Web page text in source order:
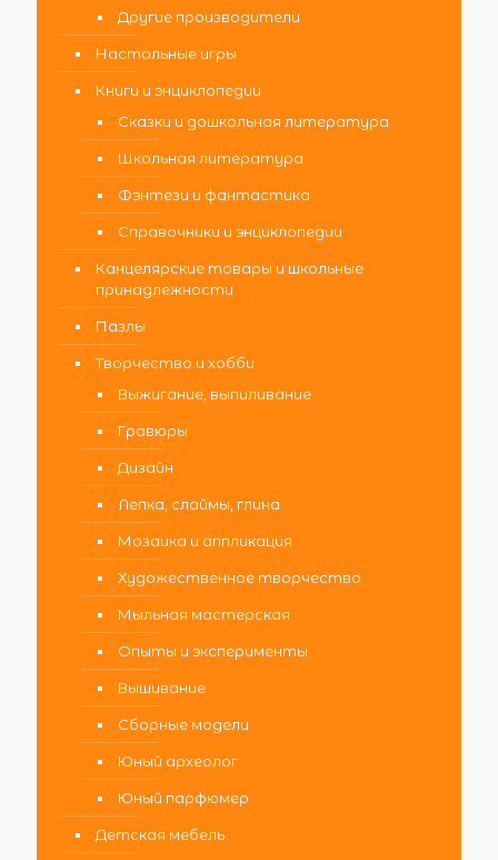
Другие производители
Настольные игры
Книги и энциклопедии
Сказки и дошкольная литература
Школьная литература
Фэнтези и фантастика
Справочники и энциклопедии
Канцелярские товары и школьные
принадлежности
Пазлы
Творчество и хобби
Выжигание, выпиливание
Гравюры
Дизайн
Лепка, слаймы, глина
Мозаика и аппликация
Художественное творчество
Мыльная мастерская
Опыты и эксперименты
Вышивание
Сборные модели
Юный археолог
Юный парфюмер
Детская мебель